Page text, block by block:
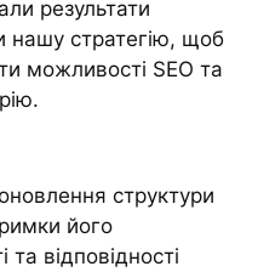
результати
нашу стратегію, щоб
можливості SEO та
структури
його
відповідності